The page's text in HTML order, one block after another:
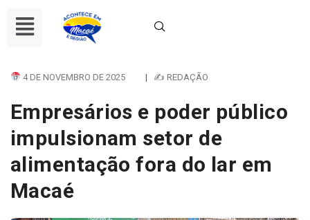
4 DE NOVEMBRO DE 2025 | ✍ REDAÇÃO
Empresários e poder público
impulsionam setor de
alimentação fora do lar em
Macaé